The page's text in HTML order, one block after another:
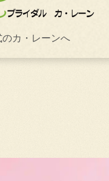
カ・レーンへ